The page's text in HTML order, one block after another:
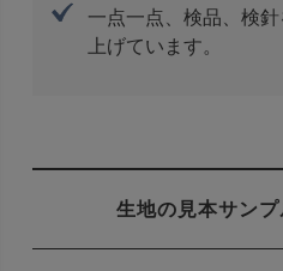
一点一点、検品、検
上げています。
生地の見本サン